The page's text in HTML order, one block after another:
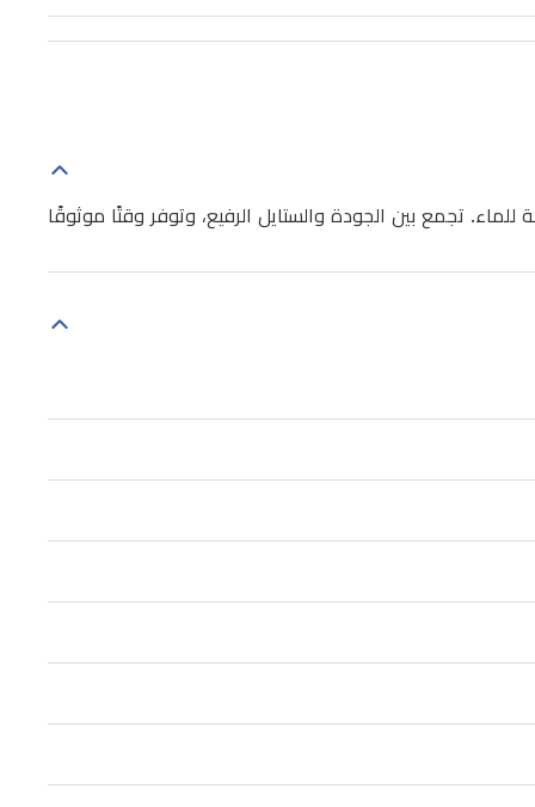
تجمع بين الجودة والستايل الرفيع، وتوفر وقتًا موثوقًا